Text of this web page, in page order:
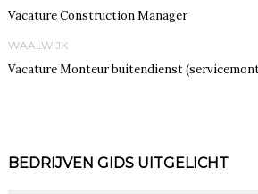
Vacature Construction Manager
WAALWIJK
Vacature Monteur buitendienst
BEDRIJVEN GIDS UITGELICHT